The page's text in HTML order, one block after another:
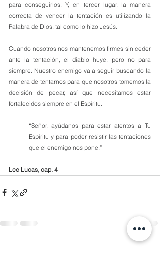
para conseguirlos. Y, en tercer lugar, la manera
correcta de vencer la tentación es utilizando la
Palabra de Dios, tal como lo hizo Jesús.
Cuando nosotros nos mantenemos firmes sin ceder
ante la tentación, el diablo huye, pero no para
siempre. Nuestro enemigo va a seguir buscando la
manera de tentarnos para que nosotros tomemos la
decisión de pecar, así que necesitamos estar
fortalecidos siempre en el Espíritu.
“Señor, ayúdanos para estar atentos a Tu
Espíritu y para poder resistir las tentaciones
que el enemigo nos pone.”
Lee Lucas, cap. 4